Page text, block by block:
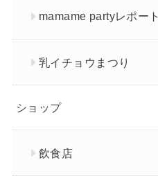
mamame partyレポート
乳イチョウまつり
ショップ
飲食店